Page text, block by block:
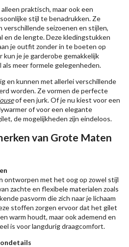
praktisch, maar ook een
stijl te benadrukken. Ze
verschillende seizoenen en stijlen,
en de lengte. Deze kledingstukken
je outfit zonder in te boeten op
je je garderobe gemakkelijk
als meer formele gelegenheden.
en kunnen met allerlei verschillende
worden. Ze vormen de perfecte
of een jurk. Of je nu kiest voor een
of voor een elegante
de mogelijkheden zijn eindeloos.
van Grote Maten
ontworpen met het oog op zowel stijl
zachte en flexibele materialen zoals
pasvorm die zich naar je lichaam
stoffen zorgen ervoor dat het gilet
warm houdt, maar ook ademend en
is voor langdurig draagcomfort.